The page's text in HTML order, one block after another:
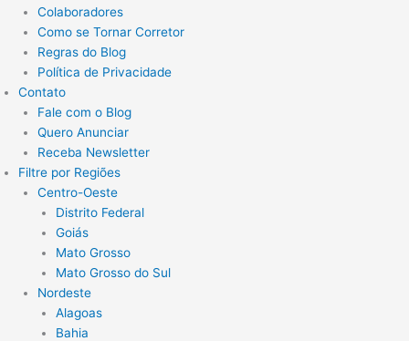
Colaboradores
Como se Tornar Corretor
Regras do Blog
Política de Privacidade
Contato
Fale com o Blog
Quero Anunciar
Receba Newsletter
Filtre por Regiões
Centro-Oeste
Distrito Federal
Goiás
Mato Grosso
Mato Grosso do Sul
Nordeste
Alagoas
Bahia